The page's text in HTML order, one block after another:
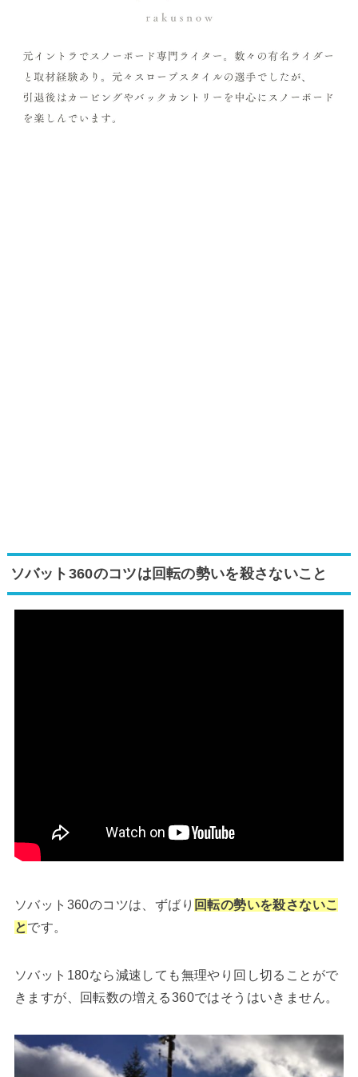
ソバット360のコツは回転の勢いを殺さないこと
ソバット360のコツは、ずばり 回転の勢いを殺さないこ
とです。
ソバット180なら減速しても無理やり回し切ることがで
きますが、回転数の増える360ではそうはいきません。